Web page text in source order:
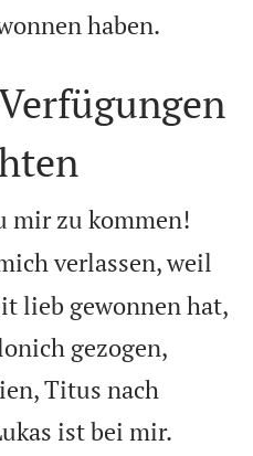
haben.
mir zu kommen!
verlassen, weil
lieb gewonnen hat,
gezogen,
Titus nach
ist bei mir.